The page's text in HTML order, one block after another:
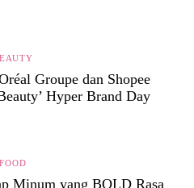
Groupe dan Shopee
Hyper Brand Day
FOOD
Minum yang BOLD Rasa